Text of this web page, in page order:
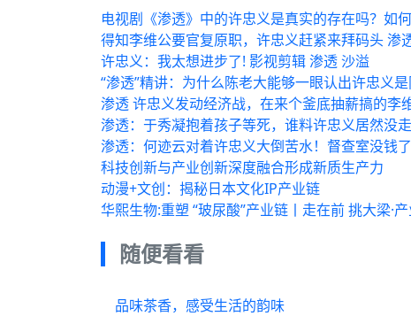
电视剧《渗透》中的许忠义是真实的存在吗？如何
得知李维公要官复原职，许忠义赶紧来拜码头 渗
许忠义：我太想进步了! 影视剪辑 渗透 沙溢
“渗透”精讲：为什么陈老大能够一眼认出许忠义是
渗透 许忠义发动经济战，在来个釜底抽薪搞的李
渗透：于秀凝抱着孩子等死，谁料许忠义居然没
渗透：何迹云对着许忠义大倒苦水！督查室没钱
科技创新与产业创新深度融合形成新质生产力
动漫+文创：揭秘日本文化IP产业链
华熙生物:重塑 “玻尿酸”产业链丨走在前 挑大梁·
随便看看
品味茶香，感受生活的韵味